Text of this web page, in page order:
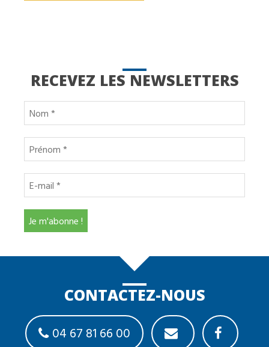
RECEVEZ LES NEWSLETTERS
CONTACTEZ-NOUS
04 67 81 66 00